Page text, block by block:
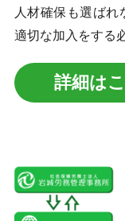
人材確保も選ばれ
適切な加入をする
詳細は